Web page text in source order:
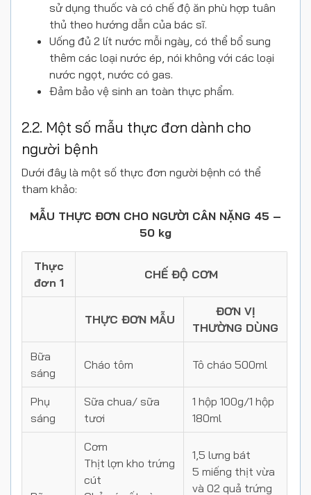
sử dụng thuốc và có chế độ ăn phù hợp tuân
thủ theo hướng dẫn của bác sĩ.
Uống đủ 2 lít nước mỗi ngày, có thể bổ sung
thêm các loại nước ép, nói không với các loại
nước ngọt, nước có gas.
Đảm bảo vệ sinh an toàn thực phẩm.
2.2. Một số mẫu thực đơn dành cho
người bệnh
Dưới đây là một số thực đơn người bệnh có thể
tham khảo:
MẪU THỰC ĐƠN CHO NGƯỜI CÂN NẶNG 45 –
50 kg
Thực
đơn 1
CHẾ ĐỘ CƠM
THỰC ĐƠN MẪU
ĐƠN VỊ
THƯỜNG DÙNG
Bữa
sáng
Cháo tôm Tô cháo 500ml
Phụ
sáng
Sữa chua/ sữa
tươi
1 hộp 100g/1 hộp
180ml
Cơm
Thịt lợn kho trứng
cút
1,5 lưng bát
5 miếng thịt vừa
và 02 quả trứng